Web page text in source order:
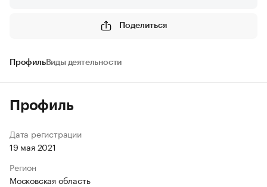
Поделиться
ПрофильВиды деятельности
Профиль
Дата регистрации
19 мая 2021
Регион
Московская область